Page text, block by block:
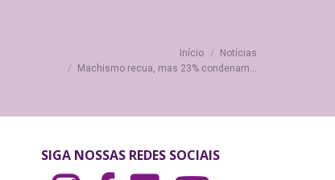
Início
Notícias
Machismo recua, mas 23% condenam…
SIGA NOSSAS REDES SOCIAIS